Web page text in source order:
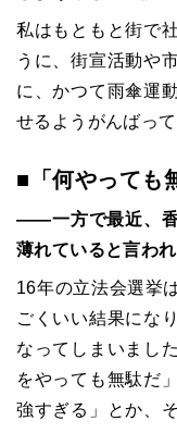
私はもともと街で
うに、街宣活動や
に、かつて雨傘運
せるようがんばっ
■「何やっても
――一方で最近、香
薄れていると言われ
16年の立法会選挙
ごくいい結果にな
なってしまいまし
をやっても無駄だ
強すぎる」とか、